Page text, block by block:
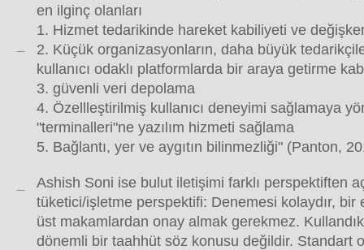
en ilginç olanları
1. Hizmet tedarikinde hareket kabiliyeti ve
2. Küçük organizasyonların, daha büyük
kullanıcı odaklı platformlarda bir araya getirme
3. güvenli veri depolama
4. Özellleştirilmiş kullanıcı deneyimi sağlamaya
"terminalleri"ne yazılım hizmeti sağlama
5. Bağlantı, yer ve aygıtın bilinmezliği" (Panton,
Ashish Soni ise bulut iletişimi farklı perspektiften
tüketici/işletme perspektifi: Denemesi kolaydır, bir
üst makamlardan onay almak gerekmez.
dönemli bir taahhüt söz konusu değildir. Standart